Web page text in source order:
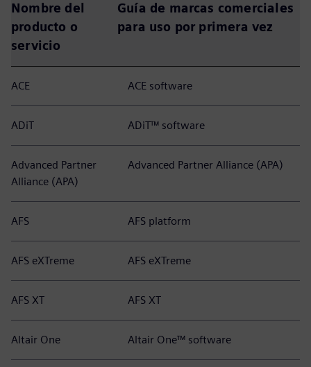
Nombre del
producto o
servicio
Guía de marcas comerciales
para uso por primera vez
ACE ACE software
ADiT ADiT™ software
Advanced Partner
Alliance (APA)
Advanced Partner Alliance (APA)
AFS AFS platform
AFS eXTreme AFS eXTreme
AFS XT AFS XT
Altair One Altair One™ software